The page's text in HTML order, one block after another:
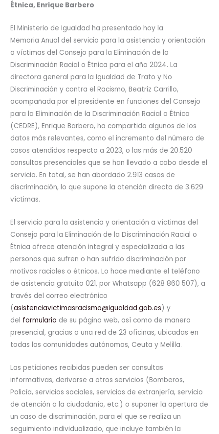
Étnica, Enrique Barbero
El Ministerio de Igualdad ha presentado hoy la
Memoria Anual del servicio para la asistencia y orientación
a víctimas del Consejo para la Eliminación de la
Discriminación Racial o Étnica para el año 2024. La
directora general para la Igualdad de Trato y No
Discriminación y contra el Racismo, Beatriz Carrillo,
acompañada por el presidente en funciones del Consejo
para la Eliminación de la Discriminación Racial o Étnica
(CEDRE), Enrique Barbero, ha compartido algunos de los
datos más relevantes, como el incremento del número de
casos atendidos respecto a 2023, o las más de 20.520
consultas presenciales que se han llevado a cabo desde el
servicio. En total, se han abordado 2.913 casos de
discriminación, lo que supone la atención directa de 3.629
víctimas.
El servicio para la asistencia y orientación a víctimas del
Consejo para la Eliminación de la Discriminación Racial o
Étnica ofrece atención integral y especializada a las
personas que sufren o han sufrido discriminación por
motivos raciales o étnicos. Lo hace mediante el teléfono
de asistencia gratuito 021, por Whatsapp (628 860 507), a
través del correo electrónico
(asistenciavictimasracismo@igualdad.gob.es) y
del formulario de su página web, así como de manera
presencial, gracias a una red de 23 oficinas, ubicadas en
todas las comunidades autónomas, Ceuta y Melilla.
Las peticiones recibidas pueden ser consultas
informativas, derivarse a otros servicios (Bomberos,
Policía, servicios sociales, servicios de extranjería, servicio
de atención a la ciudadanía, etc.) o suponer la apertura de
un caso de discriminación, para el que se realiza un
seguimiento individualizado, que incluye también la